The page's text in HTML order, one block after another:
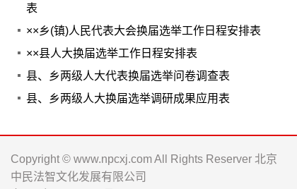
表
××乡(镇)人民代表大会换届选举工作日程安排表
××县人大换届选举工作日程安排表
县、乡两级人大代表换届选举问卷调查表
县、乡两级人大换届选举调研成果应用表
Copyright © www.npcxj.com All Rights Reserver 北京
中民法智文化发展有限公司